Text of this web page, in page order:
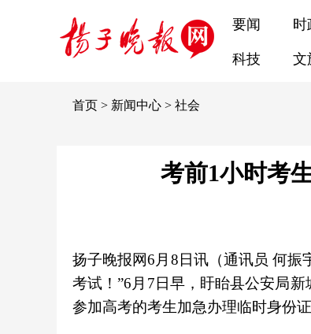
要闻 时
科技 文
首页 > 新闻中心 > 社会
考前1小时考
扬子晚报网6月8日讯（通讯员 何振
考试！”6月7日早，盱眙县公安局
参加高考的考生加急办理临时身份